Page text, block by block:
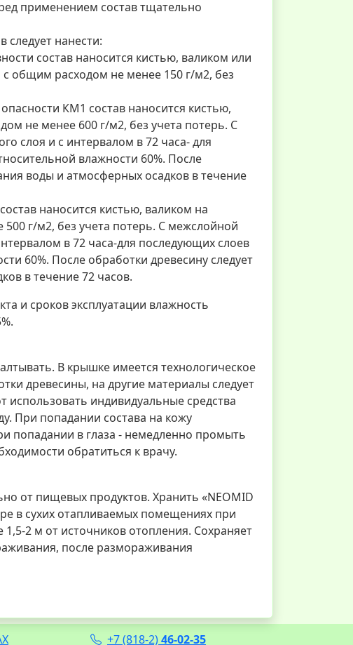
применением состав тщательно
нанести:
состав наносится кистью, валиком или
общим расходом не менее 150 г/м2, без
КМ1 состав наносится кистью,
не менее 600 г/м2, без учета потерь. С
слоя и с интервалом в 72 часа- для
влажности 60%. После
воды и атмосферных осадков в течение
наносится кистью, валиком на
г/м2, без учета потерь. С межслойной
в 72 часа-для последующих слоев
60%. После обработки древесину следует
в течение 72 часов.
и сроков эксплуатации влажность
В крышке имеется технологическое
древесины, на другие материалы следует
индивидуальные средства
При попадании состава на кожу
в глаза - немедленно промыть
обратиться к врачу.
от пищевых продуктов. Хранить «NEOMID
в сухих отапливаемых помещениях при
2 м от источников отопления. Сохраняет
после размораживания
+7 (818-2)46-02-35